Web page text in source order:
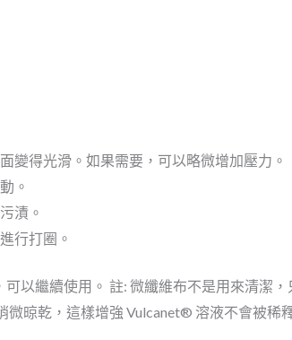
變得光滑。如果需要，可以略微增加壓力。
。
漬。
行打圈。
以繼續使用。 註: 微纖維布不是用來清潔
晾乾，這樣增強 Vulcanet® 溶液不會被稀